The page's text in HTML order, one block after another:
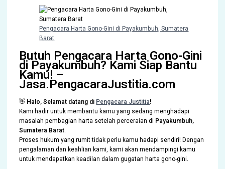
Pengacara Harta Gono-Gini di Payakumbuh, Sumatera
Barat
Butuh Pengacara Harta Gono-Gini
di Payakumbuh? Kami Siap Bantu
Kamu! –
Jasa.PengacaraJustitia.com
👋 Halo,Selamat datang di Pengacara Justitia!
Kami hadir untuk membantu kamu yang sedang menghadapi
masalah pembagian harta setelah perceraian di Payakumbuh,
Sumatera Barat.
Proses hukum yang rumit tidak perlu kamu hadapi sendiri! Dengan
pengalaman dan keahlian kami, kami akan mendampingi kamu
untuk mendapatkan keadilan dalam gugatan harta gono-gini.